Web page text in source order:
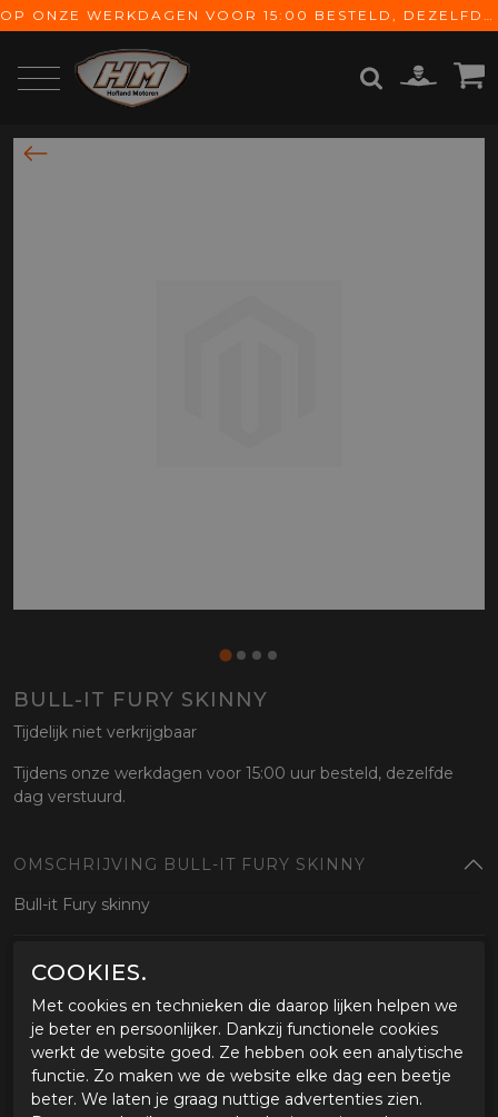
OP ONZE WERKDAGEN VOOR 15:00 BESTELD, DEZELFDE DAG VERZONDEN! GRATIS VERZENDING VANAF € 65,-
BULL-IT FURY SKINNY
Tijdelijk niet verkrijgbaar
Tijdens onze werkdagen voor 15:00 uur besteld, dezelfde
dag verstuurd.
OMSCHRIJVING BULL-IT FURY SKINNY
Bull-it Fury skinny
GERELATEERDE PRODUCTEN
COOKIES.
Met cookies en technieken die daarop lijken helpen we
je beter en persoonlijker. Dankzij functionele cookies
werkt de website goed. Ze hebben ook een analytische
functie. Zo maken we de website elke dag een beetje
beter. We laten je graag nuttige advertenties zien.